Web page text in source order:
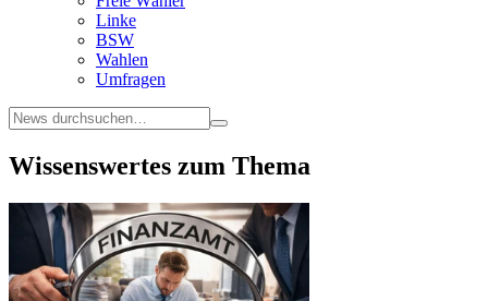
Linke
BSW
Wahlen
Umfragen
Wissenswertes zum Thema